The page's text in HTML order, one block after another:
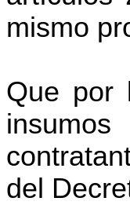
mismo
Que por
del